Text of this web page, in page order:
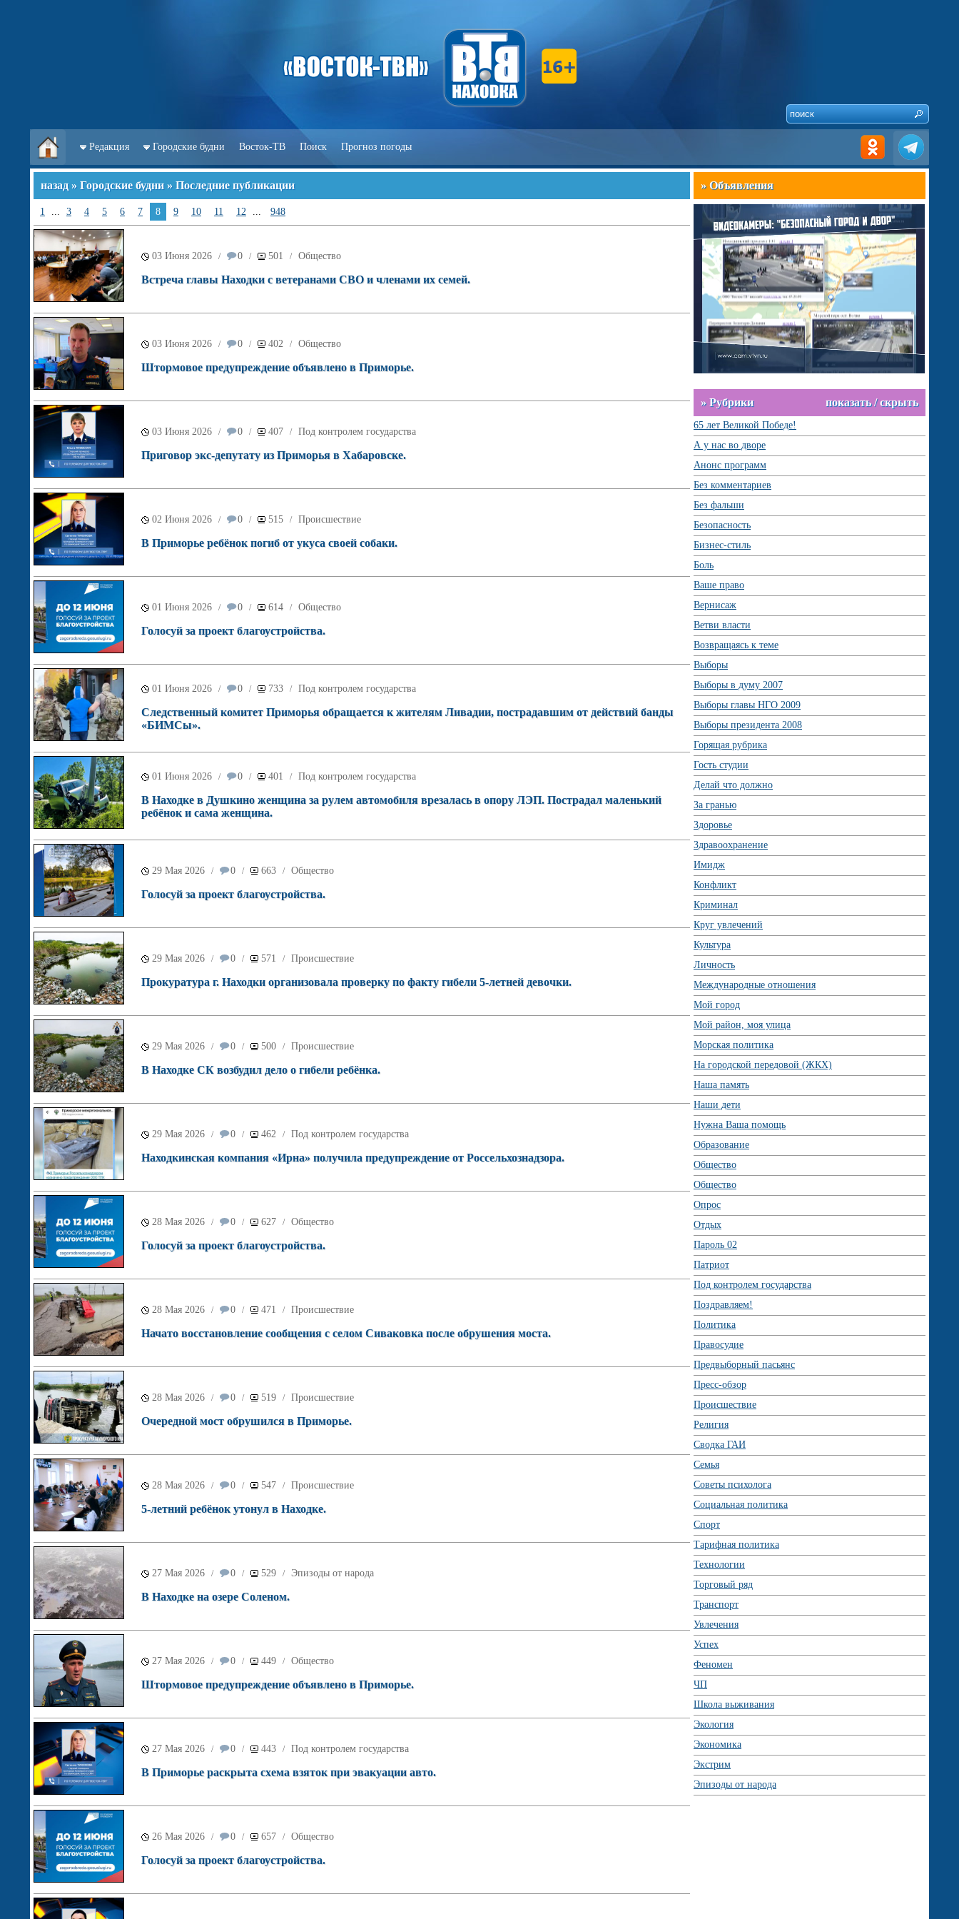
Редакция Городские будни Восток-ТВ Поиск Прогноз погоды
назад » Городские будни » Последние публикации
1 ... 3 4 5 6 7 8 9 10 11 12 ... 948
03 Июня 2026 / 0 / 501 / Общество
Встреча главы Находки с ветеранами СВО и членами их семей.
03 Июня 2026 / 0 / 402 / Общество
Штормовое предупреждение объявлено в Приморье.
03 Июня 2026 / 0 / 407 / Под контролем государства
Приговор экс-депутату из Приморья в Хабаровске.
02 Июня 2026 / 0 / 515 / Происшествие
В Приморье ребёнок погиб от укуса своей собаки.
01 Июня 2026 / 0 / 614 / Общество
Голосуй за проект благоустройства.
01 Июня 2026 / 0 / 733 / Под контролем государства
Следственный комитет Приморья обращается к жителям Ливадии, пострадавшим от действий банды
«БИМСы».
01 Июня 2026 / 0 / 401 / Под контролем государства
В Находке в Душкино женщина за рулем автомобиля врезалась в опору ЛЭП. Пострадал маленький
ребёнок и сама женщина.
29 Мая 2026 / 0 / 663 / Общество
Голосуй за проект благоустройства.
29 Мая 2026 / 0 / 571 / Происшествие
Прокуратура г. Находки организовала проверку по факту гибели 5-летней девочки.
29 Мая 2026 / 0 / 500 / Происшествие
В Находке СК возбудил дело о гибели ребёнка.
29 Мая 2026 / 0 / 462 / Под контролем государства
Находкинская компания «Ирна» получила предупреждение от Россельхознадзора.
28 Мая 2026 / 0 / 627 / Общество
Голосуй за проект благоустройства.
28 Мая 2026 / 0 / 471 / Происшествие
Начато восстановление сообщения с селом Сиваковка после обрушения моста.
28 Мая 2026 / 0 / 519 / Происшествие
Очередной мост обрушился в Приморье.
28 Мая 2026 / 0 / 547 / Происшествие
5-летний ребёнок утонул в Находке.
27 Мая 2026 / 0 / 529 / Эпизоды от народа
В Находке на озере Соленом.
27 Мая 2026 / 0 / 449 / Общество
Штормовое предупреждение объявлено в Приморье.
27 Мая 2026 / 0 / 443 / Под контролем государства
В Приморье раскрыта схема взяток при эвакуации авто.
26 Мая 2026 / 0 / 657 / Общество
Голосуй за проект благоустройства.
» Объявления
» Рубрики показать / скрыть
65 лет Великой Победе!
А у нас во дворе
Анонс программ
Без комментариев
Без фальши
Безопасность
Бизнес-стиль
Боль
Ваше право
Вернисаж
Ветви власти
Возвращаясь к теме
Выборы
Выборы в думу 2007
Выборы главы НГО 2009
Выборы президента 2008
Горящая рубрика
Гость студии
Делай что должно
За гранью
Здоровье
Здравоохранение
Имидж
Конфликт
Криминал
Круг увлечений
Культура
Личность
Международные отношения
Мой город
Мой район, моя улица
Морская политика
На городской передовой (ЖКХ)
Наша память
Наши дети
Нужна Ваша помощь
Образование
Общество
Общество
Опрос
Отдых
Пароль 02
Патриот
Под контролем государства
Поздравляем!
Политика
Правосудие
Предвыборный пасьянс
Пресс-обзор
Происшествие
Религия
Сводка ГАИ
Семья
Советы психолога
Социальная политика
Спорт
Тарифная политика
Технологии
Торговый ряд
Транспорт
Увлечения
Успех
Феномен
ЧП
Школа выживания
Экология
Экономика
Экстрим
Эпизоды от народа